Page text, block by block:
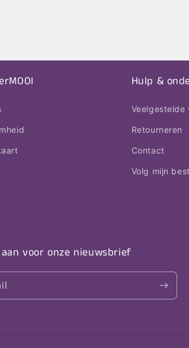
Hulp &
Veelgestelde
Retourneren
Contact
Volg mijn
voor onze nieuwsbrief